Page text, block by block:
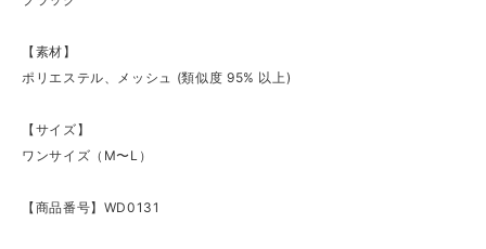
【素材】
ポリエステル、メッシュ (類似度 95% 以上)
【サイズ】
ワンサイズ（M〜L）
【商品番号】WD0131